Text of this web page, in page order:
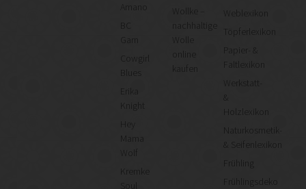
Cowgirl
Knight
Mama
Wolf
Kremke
Wollke –
nachhaltige
kaufen
Weblexikon
Töpferlexikon
Papier- &
Faltlexikon
Werkstatt-
&
Holzlexikon
Naturkosmetik-
& Seifenlexikon
Frühling
Frühlingsdeko